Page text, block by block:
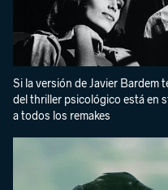
Si la versión de Javier Bardem
del thriller psicológico está en
a todos los remakes